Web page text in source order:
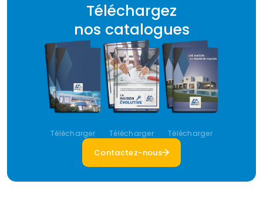
Téléchargez
nos catalogues
Télécharger Télécharger Télécharger
Contactez-nous